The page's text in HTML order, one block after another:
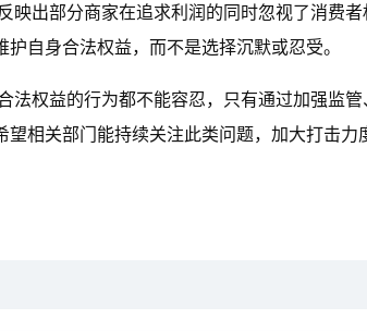
出部分商家在追求利润的同时忽视了消费
自身合法权益，而不是选择沉默或忍受。
权益的行为都不能容忍，只有通过加强监
相关部门能持续关注此类问题，加大打击力